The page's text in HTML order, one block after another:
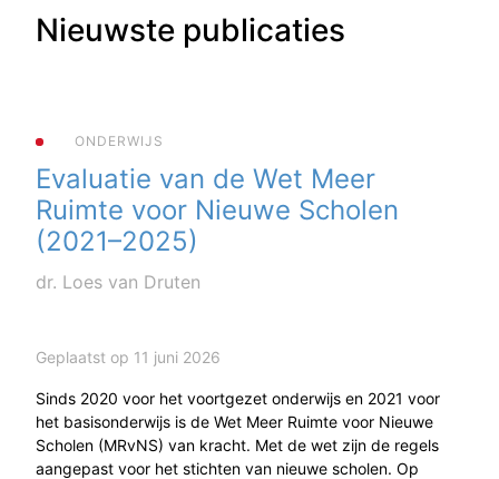
Nieuwste publicaties
ONDERWIJS
Evaluatie van de Wet Meer
Ruimte voor Nieuwe Scholen
(2021–2025)
dr. Loes van Druten
Geplaatst op 11 juni 2026
Sinds 2020 voor het voortgezet onderwijs en 2021 voor
het basisonderwijs is de Wet Meer Ruimte voor Nieuwe
Scholen (MRvNS) van kracht. Met de wet zijn de regels
aangepast voor het stichten van nieuwe scholen. Op